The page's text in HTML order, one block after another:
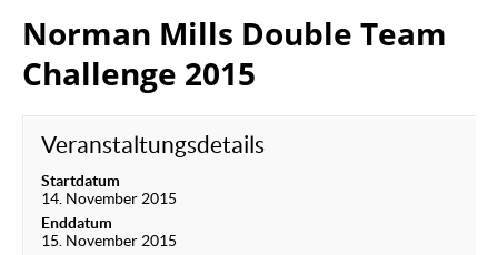
Norman Mills Double Team
Challenge 2015
Veranstaltungsdetails
Startdatum
14. November 2015
Enddatum
15. November 2015